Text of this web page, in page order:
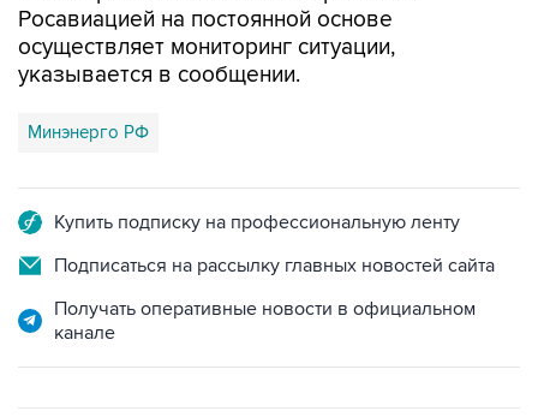
Росавиацией на постоянной основе
осуществляет мониторинг ситуации,
указывается в сообщении.
Минэнерго РФ
Купить подписку на профессиональную ленту
Подписаться на рассылку главных новостей сайта
Получать оперативные новости в официальном
канале